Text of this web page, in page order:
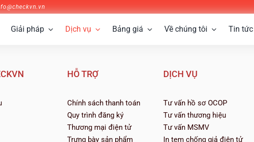
@checkvn.vn
Giải pháp Dịch vụ Bảng giá Về chúng tôi Tin tức
HỖ TRỢ
Chính sách thanh toán
Quy trình đăng ký
Thương mại điện tử
Trưng bày sản phẩm
DỊCH VỤ
Tư vấn hồ sơ OCOP
Tư vấn thương hiệu
Tư vấn MSMV
In tem chống giả điện tử